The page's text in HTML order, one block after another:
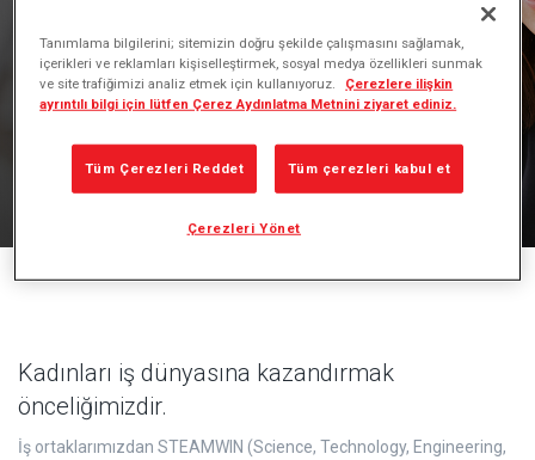
Kadınları iş dünyasına kazandırmak
önceliğimizdir.
İş ortaklarımızdan STEAMWIN (Science, Technology, Engineering,
Tanımlama bilgilerini; sitemizin doğru şekilde çalışmasını sağlamak,
içerikleri ve reklamları kişiselleştirmek, sosyal medya özellikleri sunmak
ve site trafiğimizi analiz etmek için kullanıyoruz.
Çerezlere ilişkin
ayrıntılı bilgi için lütfen Çerez Aydınlatma Metnini ziyaret ediniz.
Tüm Çerezleri Reddet Tüm çerezleri kabul et
Çerezleri Yönet